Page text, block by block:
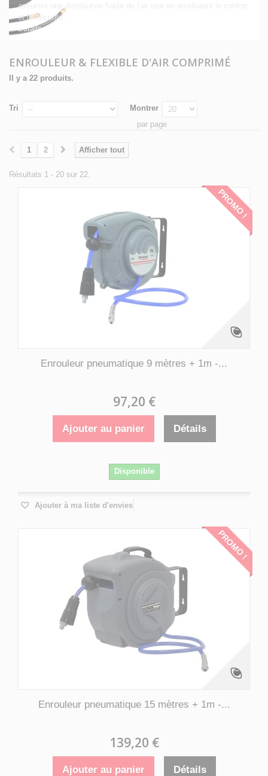
assurent une distribution fiable de l'air tout en améliorant le confort
et la sécurité...
Détails
ENROULEUR & FLEXIBLE D'AIR COMPRIMÉ
Il y a 22 produits.
Tri
Montrer
par page
Afficher tout
1 2
Résultats 1 - 20 sur 22.
PROMO !
Enrouleur pneumatique 9 mètres + 1m -...
97,20 €
Ajouter au panier Détails
Disponible
Ajouter à ma liste d'envies
PROMO !
Enrouleur pneumatique 15 mètres + 1m -...
139,20 €
Ajouter au panier Détails